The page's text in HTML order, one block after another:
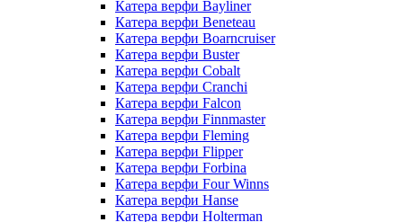
Катера верфи Bayliner
Катера верфи Beneteau
Катера верфи Boarncruiser
Катера верфи Buster
Катера верфи Cobalt
Катера верфи Cranchi
Катера верфи Falcon
Катера верфи Finnmaster
Катера верфи Fleming
Катера верфи Flipper
Катера верфи Forbina
Катера верфи Four Winns
Катера верфи Hanse
Катера верфи Holterman